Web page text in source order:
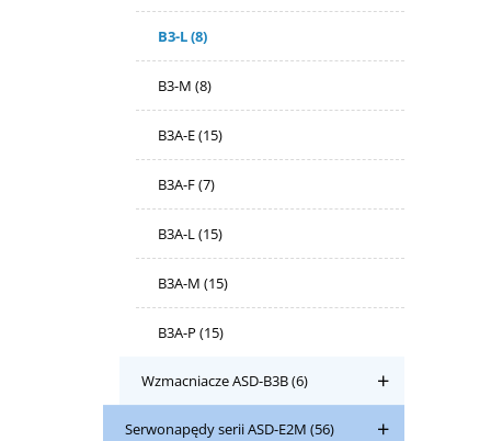
B3-L(8)
B3-M (8)
B3A-E(15)
B3A-F(7)
B3A-L (15)
B3A-M (15)
B3A-P (15)
Wzmacniacze ASD-B3B(6)
Serwonapędy serii ASD-E2M (56)